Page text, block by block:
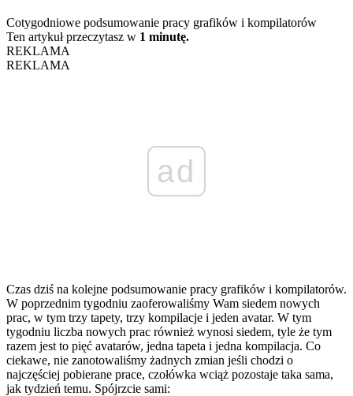
Cotygodniowe podsumowanie pracy grafików i kompilatorów
Ten artykuł przeczytasz w 1 minutę.
REKLAMA
REKLAMA
ad
Czas dziś na kolejne podsumowanie pracy grafików i kompilatorów.
W poprzednim tygodniu zaoferowaliśmy Wam siedem nowych
prac, w tym trzy tapety, trzy kompilacje i jeden avatar. W tym
tygodniu liczba nowych prac również wynosi siedem, tyle że tym
razem jest to pięć avatarów, jedna tapeta i jedna kompilacja. Co
ciekawe, nie zanotowaliśmy żadnych zmian jeśli chodzi o
najczęściej pobierane prace, czołówka wciąż pozostaje taka sama,
jak tydzień temu. Spójrzcie sami: